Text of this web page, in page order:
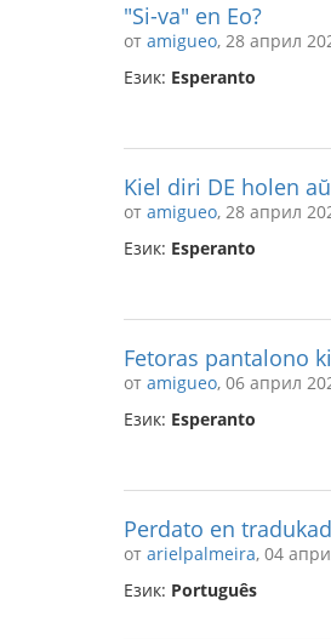
"Si-va" en Eo?
от amigueo, 28 април
Език: Esperanto
Kiel diri DE holen
от amigueo, 28 април
Език: Esperanto
Fetoras pantalono
от amigueo, 06 април
Език: Esperanto
Perdato en
от arielpalmeira, 04
Език: Português